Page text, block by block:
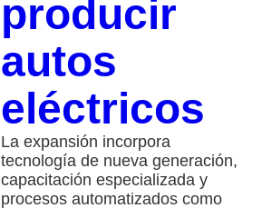
producir
autos
eléctricos
La expansión incorpora
tecnología de nueva generación,
capacitación especializada y
procesos automatizados como